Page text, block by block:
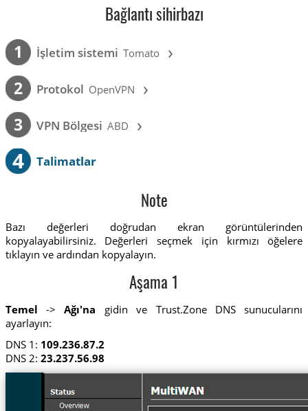
Bağlantı sihirbazı
1 İşletim sistemi Tomato ›
2 Protokol OpenVPN ›
3 VPN Bölgesi ABD ›
4 Talimatlar
Note
Bazı değerleri doğrudan ekran görüntülerinden
kopyalayabilirsiniz. Değerleri seçmek için kırmızı öğelere
tıklayın ve ardından kopyalayın.
Aşama 1
Temel ->Ağı'na gidin ve Trust.Zone DNS sunucularını
ayarlayın:
DNS 1: 109.236.87.2
DNS 2: 23.237.56.98